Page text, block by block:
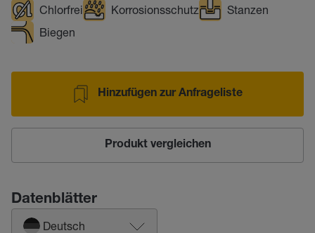
Chlorfrei
Korrosionsschutz
Stanzen
Biegen
Hinzufügen zur Anfrageliste
Produkt vergleichen
Datenblätter
Deutsch